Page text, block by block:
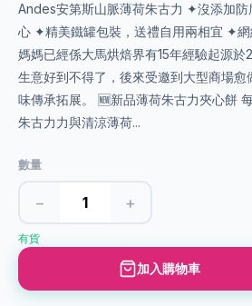
Andes安第斯山脈薄荷朱古力 ✦沒添加
心 ✦精美鐵罐包裝，送禮自用兩相宜 ✦
媽媽已經係大馬烘焙界有15年經驗起源
生意好到不得了，後來受邀到大型商場愈
味傳承拓展。 🆕️新品薄荷朱古力夾心餅
朱古力力與清涼薄荷...
數量
− +
有貨
加入購物車